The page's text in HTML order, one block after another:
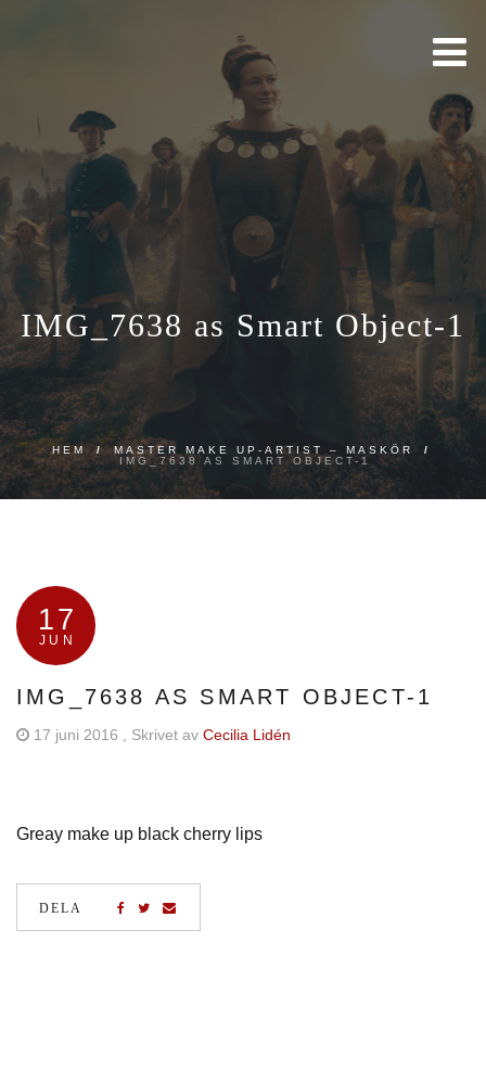
IMG_7638 as Smart Object-1
HEM / MASTER MAKE UP-ARTIST – MASKÖR
/
IMG_7638 AS SMART OBJECT-1
17
JUN
IMG_7638 AS SMART OBJECT-1
17 juni 2016 , Skrivet av Cecilia Lidén
Greay make up black cherry lips
DELA